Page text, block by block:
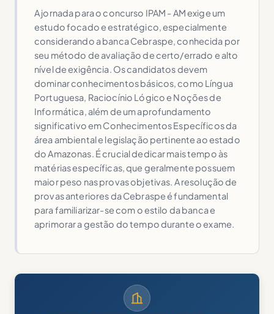
A jornada para o concurso IPAM - AM exige um
estudo focado e estratégico, especialmente
considerando a banca Cebraspe, conhecida por
seu método de avaliação de certo/errado e alto
nível de exigência. Os candidatos devem
dominar conhecimentos básicos, como Língua
Portuguesa, Raciocínio Lógico e Noções de
Informática, além de um aprofundamento
significativo em Conhecimentos Específicos da
área ambiental e legislação pertinente ao estado
do Amazonas. É crucial dedicar mais tempo às
matérias específicas, que geralmente possuem
maior peso nas provas objetivas. A resolução de
provas anteriores da Cebraspe é fundamental
para familiarizar-se com o estilo da banca e
aprimorar a gestão do tempo durante o exame.